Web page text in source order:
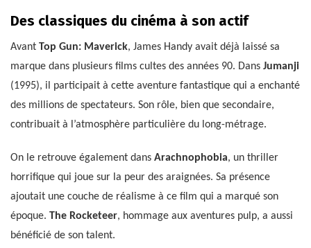
Des classiques du cinéma à son actif
Avant Top Gun: Maverick, James Handy avait déjà laissé sa
marque dans plusieurs films cultes des années 90. Dans Jumanji
(1995), il participait à cette aventure fantastique qui a enchanté
des millions de spectateurs. Son rôle, bien que secondaire,
contribuait à l’atmosphère particulière du long-métrage.
On le retrouve également dans Arachnophobia, un thriller
horrifique qui joue sur la peur des araignées. Sa présence
ajoutait une couche de réalisme à ce film qui a marqué son
époque. The Rocketeer, hommage aux aventures pulp, a aussi
bénéficié de son talent.